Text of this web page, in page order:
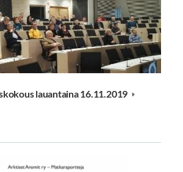
lauantaina 16.11.2019